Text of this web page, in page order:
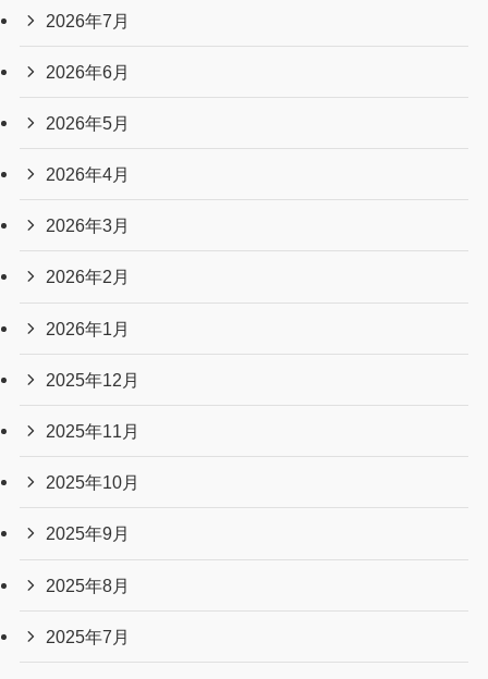
2026年7月
2026年6月
2026年5月
2026年4月
2026年3月
2026年2月
2026年1月
2025年12月
2025年11月
2025年10月
2025年9月
2025年8月
2025年7月